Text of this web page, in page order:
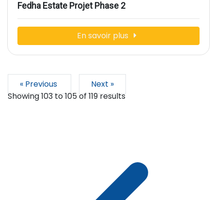
Fedha Estate Projet Phase 2
En savoir plus
« Previous
Next »
Showing103to105of119results